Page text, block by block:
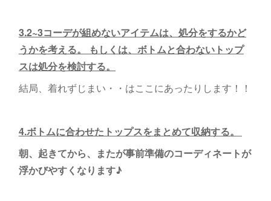
3.2~3コーデが組めないアイテムは、処分をするかど
うかを考える。 もしくは、ボトムと合わないトップ
スは処分を検討する。
結局、着れずじまい・・はここにあったりします！！
4.ボトムに合わせたトップスをまとめて収納する。
朝、起きてから、またが事前準備のコーディネートが
浮かびやすくなります♪